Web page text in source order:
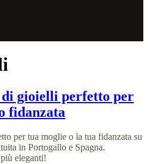
gioielli perfetto per
fidanzata
per tua moglie o la tua fidanzata su
in Portogallo e Spagna.
eleganti!